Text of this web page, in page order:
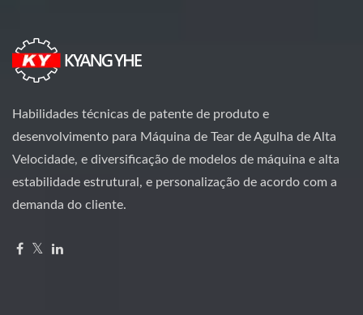
Habilidades técnicas de patente de produto e
desenvolvimento para Máquina de Tear de Agulha de Alta
Velocidade, e diversificação de modelos de máquina e alta
estabilidade estrutural, e personalização de acordo com a
demanda do cliente.